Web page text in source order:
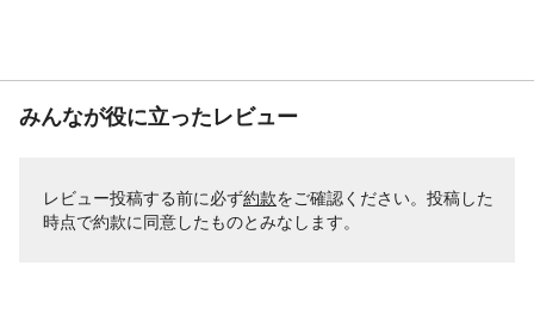
みんなが役に立ったレビュー
レビュー投稿する前に必ず約款をご確認ください。投稿した
時点で約款に同意したものとみなします。